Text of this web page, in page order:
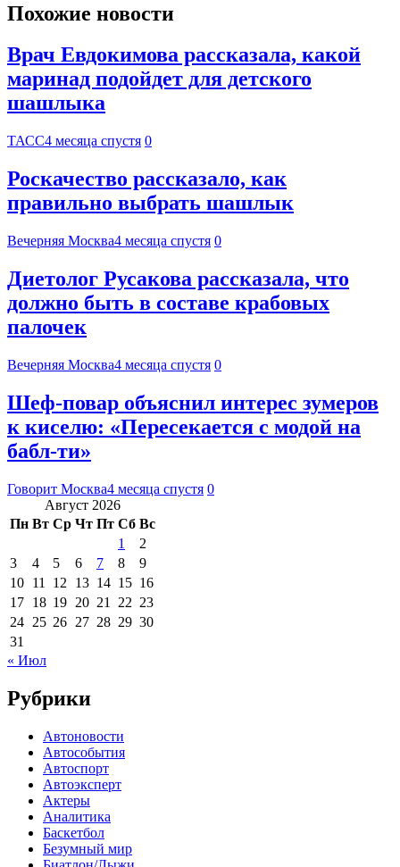
Похожие новости
Врач Евдокимова рассказала, какой
маринад подойдет для детского
шашлыка
ТАСС4 месяца спустя 0
Роскачество рассказало, как
правильно выбрать шашлык
Вечерняя Москва4 месяца спустя 0
Диетолог Русакова рассказала, что
должно быть в составе крабовых
палочек
Вечерняя Москва4 месяца спустя 0
Шеф-повар объяснил интерес зумеров
к киселю: «Пересекается с модой на
бабл-ти»
Говорит Москва4 месяца спустя 0
Август 2026
Пн Вт Ср Чт Пт Сб Вс
1
2
3
4 5 6 7 8
9
10 11 12 13 14 15 16
17 18 19 20 21 22 23
24 25 26 27 28 29 30
31
« Июл
Рубрики
Автоновости
Автособытия
Автоспорт
Автоэксперт
Актеры
Аналитика
Баскетбол
Безумный мир